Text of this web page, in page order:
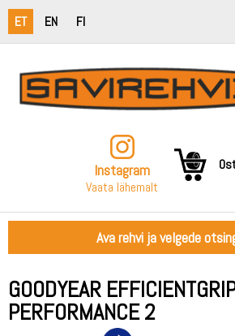
ET EN FI
Instagram
Vaata lähemalt
Ava rehvi ja velgede
GOODYEAR
PERFORMANCE 2